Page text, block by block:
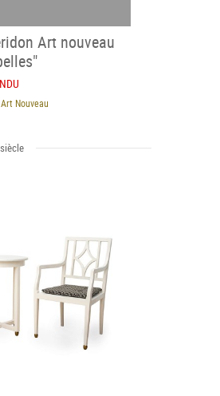
Art nouveau
Nouveau
siècle